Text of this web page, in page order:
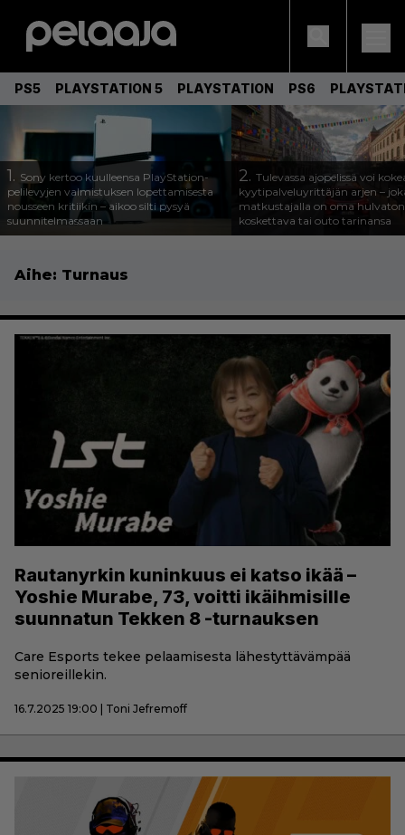
PS5 PLAYSTATION 5 PLAYSTATION PS6
1. Sony kertoo kuulleensa PlayStation-
pelilevyjen valmistuksen lopettamisesta
nousseen kritiikin – aikoo silti pysyä
suunnitelmassaan
2. Tulevassa ajopelissä voi
kyytipalveluyrittäjän arjen –
matkustajalla on oma
koskettava tai outo tarinansa
Aihe: Turnaus
Rautanyrkin kuninkuus ei katso ikää –
Yoshie Murabe, 73, voitti ikäihmisille
suunnatun Tekken 8 -turnauksen
Care Esports tekee pelaamisesta lähestyttävämpää
senioreillekin.
16.7.2025 19:00 | Toni Jefremoff